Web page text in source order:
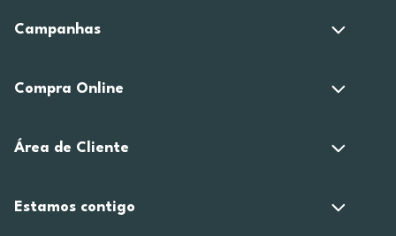
Campanhas
Compra Online
Área de Cliente
Estamos contigo